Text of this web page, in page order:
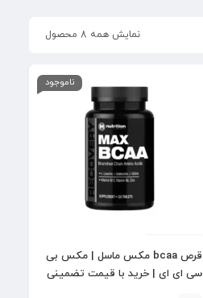
نمایش همه 8 محصول
ناموجود
قرص bcaa مکس ماسل | مکس بی
سی ای ای | خرید با قیمت تضمینی